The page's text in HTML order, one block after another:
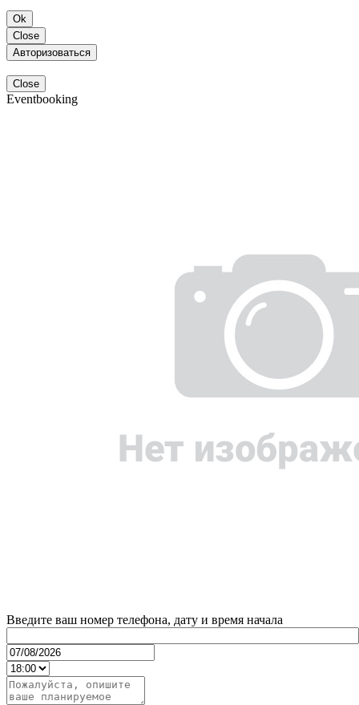
Ok
Close
Авторизоваться
Close
Eventbooking
Введите ваш номер телефона, дату и время начала